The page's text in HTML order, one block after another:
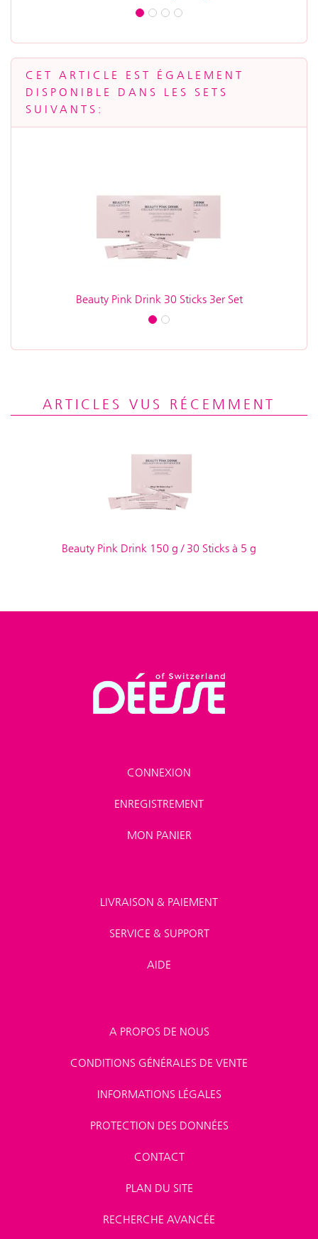
CET ARTICLE EST ÉGALEMENT
DISPONIBLE DANS LES SETS
SUIVANTS:
Beauty Pink Drink 30 Sticks 3er Set
ARTICLES VUS RÉCEMMENT
Beauty Pink Drink 150 g / 30 Sticks à 5 g
CONNEXION
ENREGISTREMENT
MON PANIER
LIVRAISON & PAIEMENT
SERVICE & SUPPORT
AIDE
A PROPOS DE NOUS
CONDITIONS GÉNÉRALES DE VENTE
INFORMATIONS LÉGALES
PROTECTION DES DONNÉES
CONTACT
PLAN DU SITE
RECHERCHE AVANCÉE